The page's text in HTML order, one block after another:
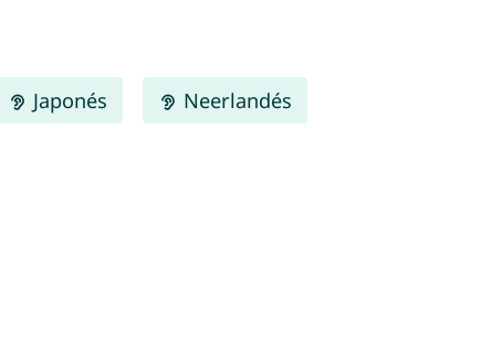
Japonés Neerlandés